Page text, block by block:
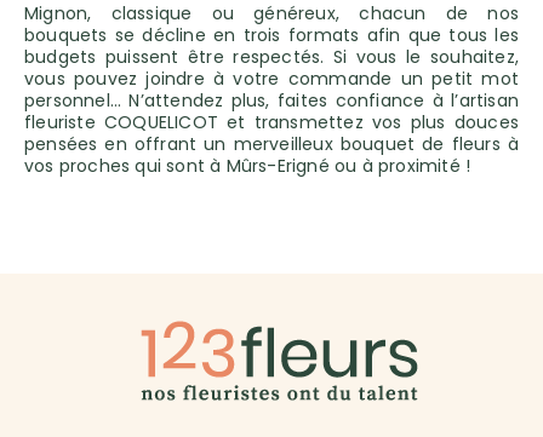
Mignon, classique ou généreux, chacun de nos
bouquets se décline en trois formats afin que tous les
budgets puissent être respectés. Si vous le souhaitez,
vous pouvez joindre à votre commande un petit mot
personnel… N’attendez plus, faites confiance à l’artisan
fleuriste COQUELICOT et transmettez vos plus douces
pensées en offrant un merveilleux bouquet de fleurs à
vos proches qui sont à Mûrs-Erigné ou à proximité !